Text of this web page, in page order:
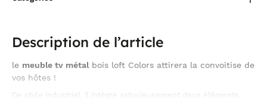
Description de l’article
le meuble tv métal bois loft Colors attirera la convoitise de
vos hôtes !
De style industriel, il intègre astucieusement deux éléments